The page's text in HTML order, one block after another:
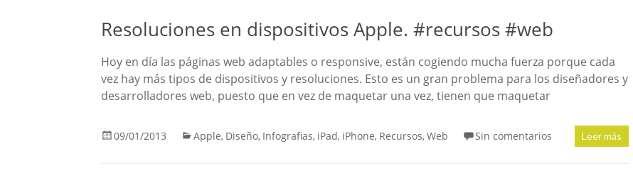
Resoluciones en dispositivos Apple. #recursos #web
Hoy en día las páginas web adaptables o responsive, están cogiendo mucha fuerza porque cada
vez hay más tipos de dispositivos y resoluciones. Esto es un gran problema para los diseñadores y
desarrolladores web, puesto que en vez de maquetar una vez, tienen que maquetar
09/01/2013 Apple, Diseño, Infografias, iPad, iPhone, Recursos, Web Sin comentarios Leer más